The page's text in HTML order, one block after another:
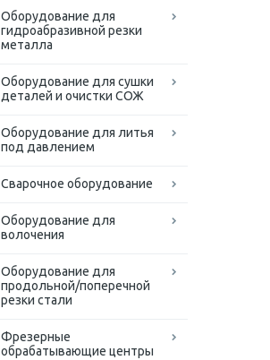
Оборудование для
гидроабразивной резки
металла
Оборудование для сушки
деталей и очистки СОЖ
Оборудование для литья
под давлением
Сварочное оборудование
Оборудование для
волочения
Оборудование для
продольной/поперечной
резки стали
Фрезерные
обрабатывающие центры